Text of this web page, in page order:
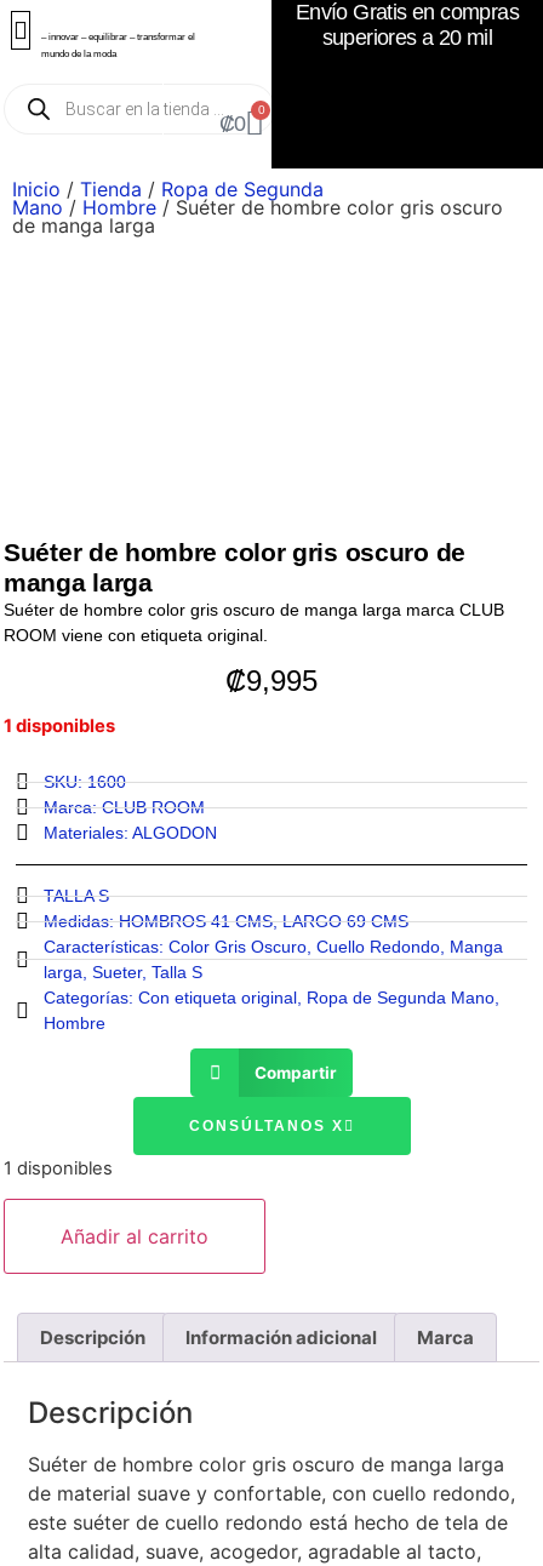
– innovar – equilibrar – transformar el
mundo de la moda
₡0
0
Envío Gratis en compras
superiores a 20 mil
Inicio / Tienda / Ropa de Segunda
Mano / Hombre / Suéter de hombre color gris oscuro
de manga larga
Suéter de hombre color gris oscuro de
manga larga
Suéter de hombre color gris oscuro de manga larga marca CLUB
ROOM viene con etiqueta original.
₡9,995
1 disponibles
SKU: 1600
Marca:CLUB ROOM
Materiales: ALGODON
TALLA S
Medidas:HOMBROS 41 CMS,LARGO 69 CMS
Características: Color Gris Oscuro Cuello Redondo Manga
larga Sueter, Talla S
Categorías: Con etiqueta original Ropa de Segunda Mano
Hombre
Compartir
CONSÚLTANOS X
1 disponibles
Añadir al carrito
Descripción Información adicional Marca
Descripción
Suéter de hombre color gris oscuro de manga larga
de material suave y confortable, con cuello redondo,
este suéter de cuello redondo está hecho de tela de
alta calidad, suave, acogedor, agradable al tacto,